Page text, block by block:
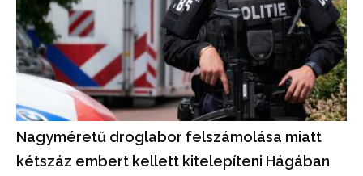
Nagyméretű droglabor felszámolása miatt
kétszáz embert kellett kitelepíteni Hágában